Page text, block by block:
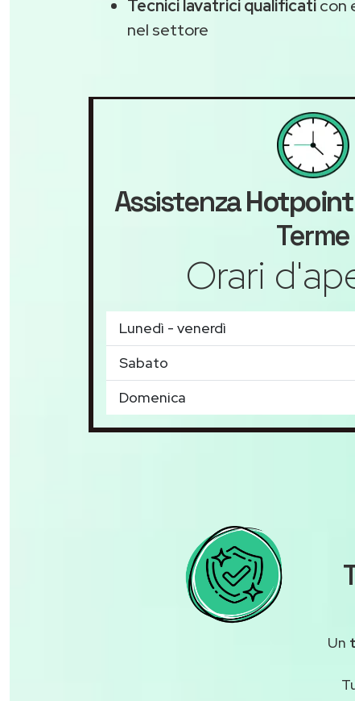
Tecnici lavatrici qualificaticon
nel settore
AssistenzaHotpoint
Terme
Orari
Lunedì - venerdì
Sabato
Domenica
Un